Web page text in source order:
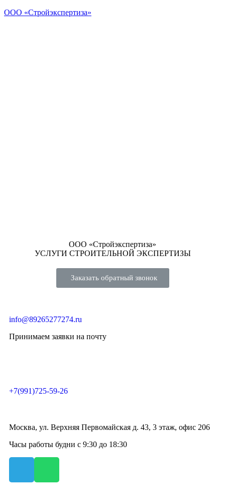
ООО «Стройэкспертиза»
ООО «Стройэкспертиза»
УСЛУГИ СТРОИТЕЛЬНОЙ ЭКСПЕРТИЗЫ
Заказать обратный звонок
info@89265277274.ru
Принимаем заявки на почту
+7(991)725-59-26
Москва, ул. Верхняя Первомайская д. 43, 3 этаж, офис 206
Часы работы будни с 9:30 до 18:30